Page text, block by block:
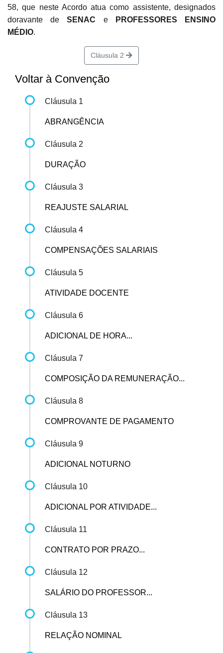
58, que neste Acordo atua como assistente, designados
doravante deSENAC e
PROFESSORES ENSINO
MÉDIO.
Cláusula 2
Voltar à Convenção
Cláusula 1
ABRANGÊNCIA
Cláusula 2
DURAÇÃO
Cláusula 3
REAJUSTE SALARIAL
Cláusula 4
COMPENSAÇÕES SALARIAIS
Cláusula 5
ATIVIDADE DOCENTE
Cláusula 6
ADICIONAL DE HORA...
Cláusula 7
COMPOSIÇÃO DA REMUNERAÇÃO...
Cláusula 8
COMPROVANTE DE PAGAMENTO
Cláusula 9
ADICIONAL NOTURNO
Cláusula 10
ADICIONAL POR ATIVIDADE...
Cláusula 11
CONTRATO POR PRAZO...
Cláusula 12
SALÁRIO DO PROFESSOR...
Cláusula 13
RELAÇÃO NOMINAL